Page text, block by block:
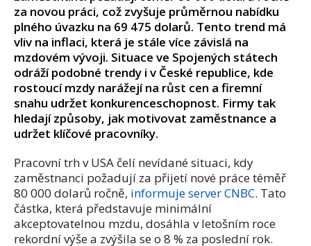
za novou práci, což zvyšuje průměrnou nabídku
plného úvazku na 69 475 dolarů. Tento trend má
vliv na inflaci, která je stále více závislá na
mzdovém vývoji. Situace ve Spojených státech
odráží podobné trendy i v České republice, kde
rostoucí mzdy narážejí na růst cen a firemní
snahu udržet konkurenceschopnost. Firmy tak
hledají způsoby, jak motivovat zaměstnance a
udržet klíčové pracovníky.
Pracovní trh v USA čelí nevídané situaci, kdy
zaměstnanci požadují za přijetí nové práce téměř
80 000 dolarů ročně, informuje server CNBC. Tato
částka, která představuje minimální
akceptovatelnou mzdu, dosáhla v letošním roce
rekordní výše a zvýšila se o 8 % za poslední rok.